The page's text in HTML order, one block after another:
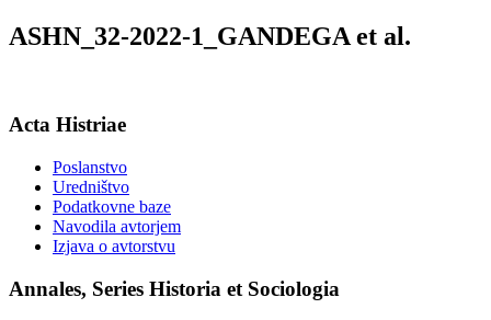
ASHN_32-2022-1_GANDEGA et al.
Acta Histriae
Poslanstvo
Uredništvo
Podatkovne baze
Navodila avtorjem
Izjava o avtorstvu
Annales, Series Historia et Sociologia